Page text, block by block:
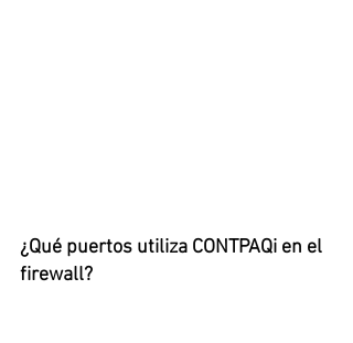
¿Qué puertos utiliza CONTPAQi en el
firewall?